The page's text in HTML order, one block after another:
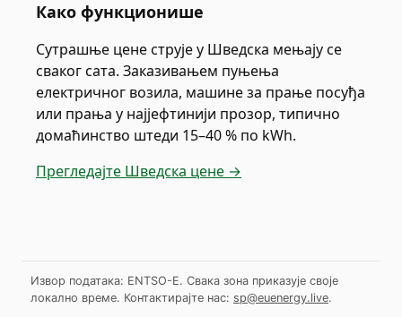
Како функционише
Сутрашње цене струје у Шведска мењају се
сваког сата. Заказивањем пуњења
електричног возила, машине за прање посуђа
или прања у најјефтинији прозор, типично
домаћинство штеди 15–40 % по kWh.
Прегледајте Шведска цене →
Извор података: ENTSO-E. Свака зона приказује своје
локално време. Контактирајте нас: sp@euenergy.live.